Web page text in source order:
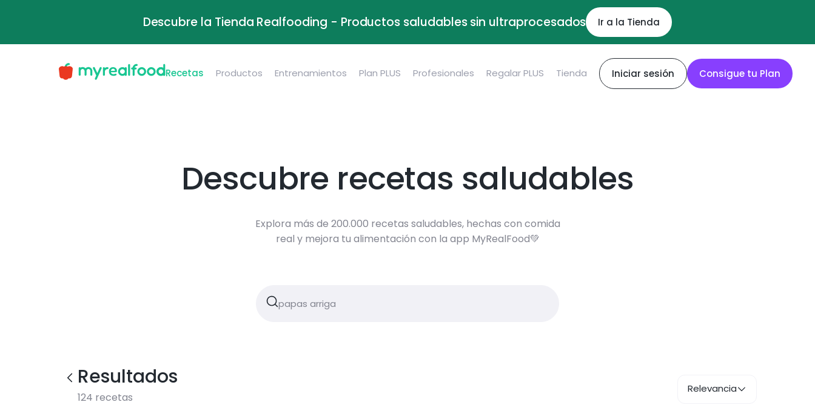
Descubre la Tienda Realfooding - Productos saludables sin ultraprocesados Ir a la Tienda
Recetas Productos Entrenamientos Plan PLUS Profesionales Regalar PLUS Tienda Iniciar sesión Consigue tu Plan
Descubre recetas saludables
Explora más de 200.000 recetas saludables, hechas con comida
real y mejora tu alimentación con la app MyRealFood💚
Resultados
124 recetas
Relevancia